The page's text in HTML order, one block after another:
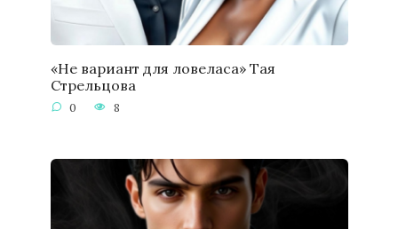
«Не вариант для ловеласа» Тая
Стрельцова
0 8